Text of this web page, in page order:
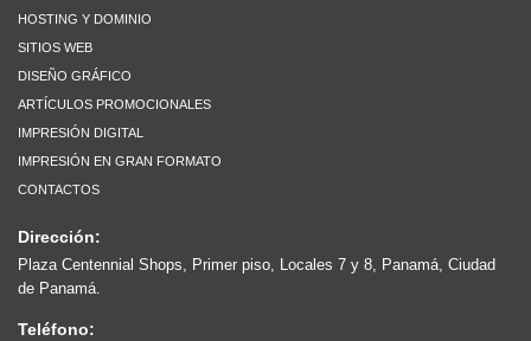
HOSTING Y DOMINIO
SITIOS WEB
DISEÑO GRÁFICO
ARTÍCULOS PROMOCIONALES
IMPRESIÓN DIGITAL
IMPRESIÓN EN GRAN FORMATO
CONTACTOS
Dirección:
Plaza Centennial Shops, Primer piso, Locales 7 y 8, Panamá, Ciudad
de Panamá.
Teléfono: